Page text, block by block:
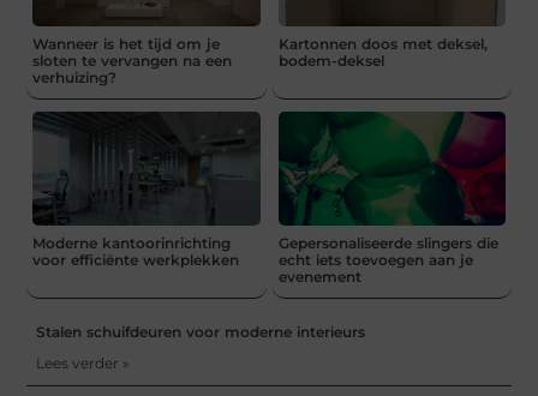
Wanneer is het tijd om je
sloten te vervangen na een
verhuizing?
Kartonnen doos met deksel,
bodem-deksel
Moderne kantoorinrichting
voor efficiënte werkplekken
Gepersonaliseerde slingers die
echt iets toevoegen aan je
evenement
Stalen schuifdeuren voor moderne interieurs
Lees verder »